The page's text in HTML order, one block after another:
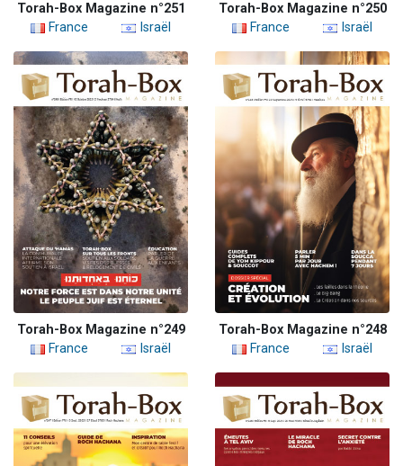
Torah-Box Magazine n°251
France
Israël
Torah-Box Magazine n°250
France
Israël
Torah-Box Magazine n°249
France
Israël
Torah-Box Magazine n°248
France
Israël